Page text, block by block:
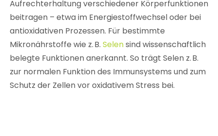
Aufrechterhaltung verschiedener Körperfunktionen
beitragen – etwa im Energiestoffwechsel oder bei
antioxidativen Prozessen. Für bestimmte
Mikronährstoffe wie z. B. Selensind wissenschaftlich
belegte Funktionen anerkannt. So trägt Selen z. B.
zur normalen Funktion des Immunsystems und zum
Schutz der Zellen vor oxidativem Stress bei.